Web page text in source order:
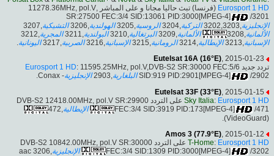
Eurosport 1 HD
(فرنسا) تبث حاليا مجانا و على المباشر ,11278.36MHz, pol.V
SR:27500 FEC:3/4 SID:13061 PID:3000[MPEG-4]
/3201
الإنجليزية
التركية الروسية الهولندية التشيكية
الألمانية
الألمانية البرتغالية البولندية المجرية
الإسبانية,3213 الإيطالية,3214 الرومانية,3215 الإسبانية,3216 الصربية,3217 اليونانية.
Eutelsat 16A (16°E), 2015-01-23
تردد جديد
Eurosport 1 HD: 11595.25MHz, pol.V,DVB-S2 SR:30000 FEC:5/6
SID:919 PID:2901[MPEG-4]
/2902 البلغارية,2903 الإنجليزية- Conax.
Eutelsat 33F (33°E) , 2015-01-15
Sky Italia: Eurosport 1 HD
على التردد DVB-S2 12418.00MHz, pol.V SR:29900
FEC:3/4 SID:3919 PID:173[MPEG-4]
/471 الإيطالية
(VideoGuard).
Amos 3 (77.9°E) , 2015-01-12
T-Home: Eurosport 1 HD
على التردد DVB-S2 10842.00MHz, pol.V SR:30000
FEC:3/4 SID:1309 PID:3000[MPEG-4]
/3202 الإنجليزية